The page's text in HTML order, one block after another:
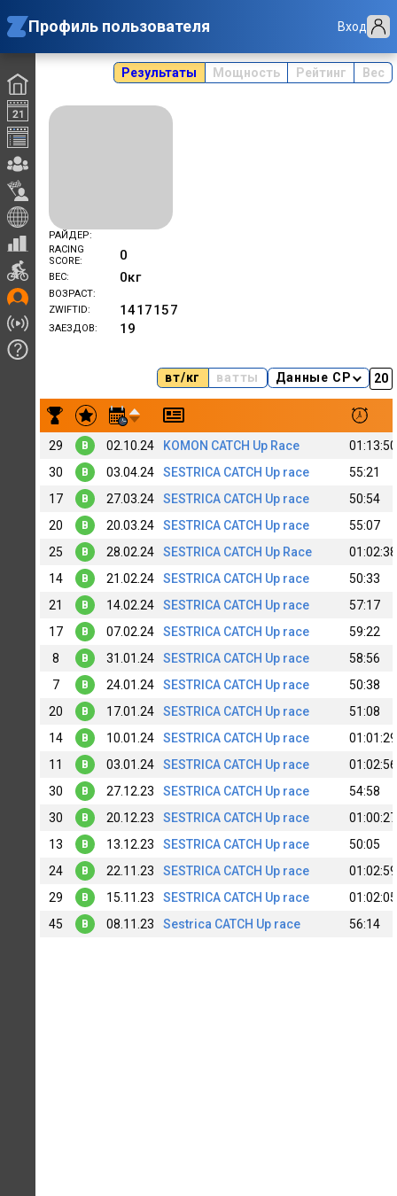
Профиль пользователя Вход
Результаты Мощность Рейтинг Вес
РАЙДЕР
RACING
SCORE
0
ВЕС 0кг
ВОЗРАСТ
ZWIFTID
1417157
ЗАЕЗДОВ 19
вт/кг ватты Данные CP
Результаты заездов Dmitry Timofeev (B)
29 B 02.10.24 KOMON CATCH Up Race
01:13:50
30
B 03.04.24 SESTRICA CATCH Up race
55:21
17
B 27.03.24 SESTRICA CATCH Up race
50:54
20
B 20.03.24 SESTRICA CATCH Up race
55:07
25
B 28.02.24 SESTRICA CATCH Up Race
01:02:38
14
B 21.02.24 SESTRICA CATCH Up race
50:33
21
B 14.02.24 SESTRICA CATCH Up race
57:17
17
B 07.02.24 SESTRICA CATCH Up race
59:22
8
B 31.01.24 SESTRICA CATCH Up race
58:56
7
B 24.01.24 SESTRICA CATCH Up race
50:38
20
B 17.01.24 SESTRICA CATCH Up race
51:08
14
B 10.01.24 SESTRICA CATCH Up race
01:01:29
11
B 03.01.24 SESTRICA CATCH Up race
01:02:56
30
B 27.12.23 SESTRICA CATCH Up race
54:58
30
B 20.12.23 SESTRICA CATCH Up race
01:00:27
13
B 13.12.23 SESTRICA CATCH Up race
50:05
24
B 22.11.23 SESTRICA CATCH Up race
01:02:59
29
B 15.11.23 SESTRICA CATCH Up race
01:02:05
45
B 08.11.23 Sestrica CATCH Up race 56:14